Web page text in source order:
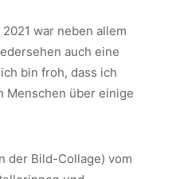
war neben allem
auch eine
bin froh, dass ich
Menschen über einige
der Bild-Collage) vom